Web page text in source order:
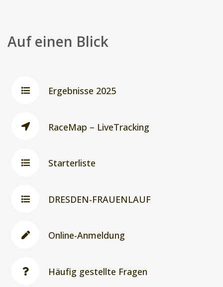
Auf einen Blick
Ergebnisse 2025
RaceMap – LiveTracking
Starterliste
DRESDEN-FRAUENLAUF
Online-Anmeldung
Häufig gestellte Fragen